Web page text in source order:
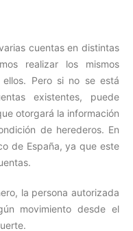
cuentas en distintas
realizar los mismos
Pero si no se está
existentes, puede
otorgará la información
de herederos. En
de España, ya que este
la persona autorizada
movimiento desde el